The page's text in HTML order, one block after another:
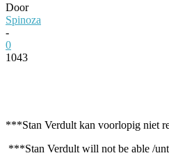
Door
Spinoza
-
0
1043
***Stan Verdult kan voorlopig niet
***Stan Verdult will not be able /